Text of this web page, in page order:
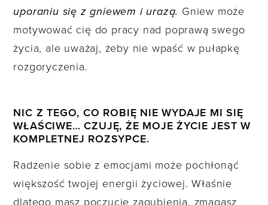
uporaniu się z gniewem i urazą. Gniew może
motywować cię do pracy nad poprawą swego
życia, ale uważaj, żeby nie wpaść w pułapkę
rozgoryczenia.
NIC Z TEGO, CO ROBIĘ NIE WYDAJE MI SIĘ
WŁAŚCIWE… CZUJĘ, ŻE MOJE ŻYCIE JEST W
KOMPLETNEJ ROZSYPCE.
Radzenie sobie z emocjami może pochłonąć
większość twojej energii życiowej. Właśnie
dlatego masz poczucie zagubienia, zmagasz